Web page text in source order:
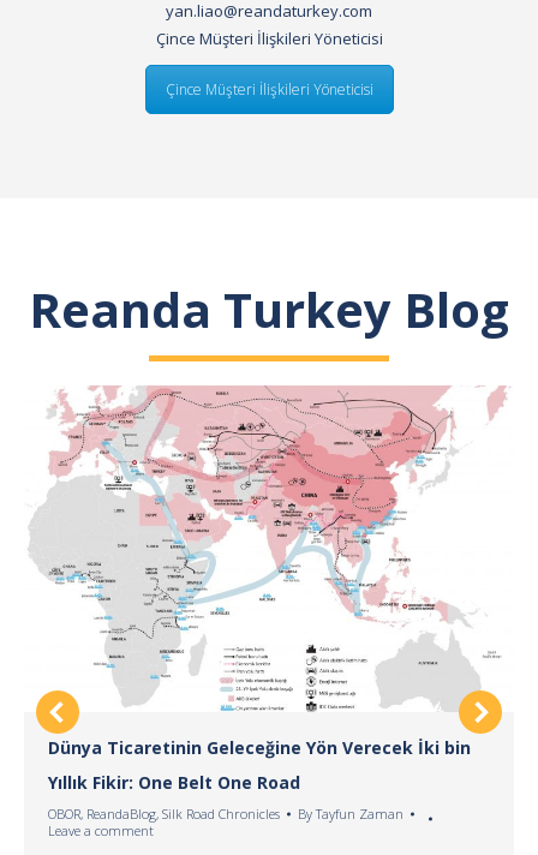
yan.liao@reandaturkey.com
Çince Müşteri İlişkileri Yöneticisi
Çince Müşteri İlişkileri Yöneticisi
Reanda Turkey Blog
Dünya Ticaretinin Geleceğine Yön Verecek İki bin
Yıllık Fikir: One Belt One Road
OBOR, ReandaBlog, Silk Road Chronicles ByTayfun Zaman
Leave a comment